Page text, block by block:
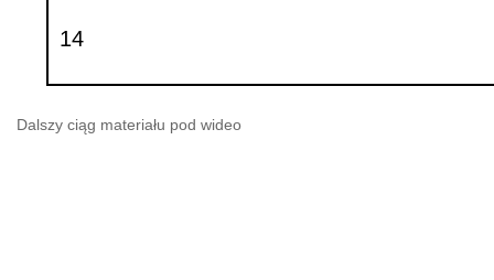
14
Dalszy ciąg materiału pod wideo